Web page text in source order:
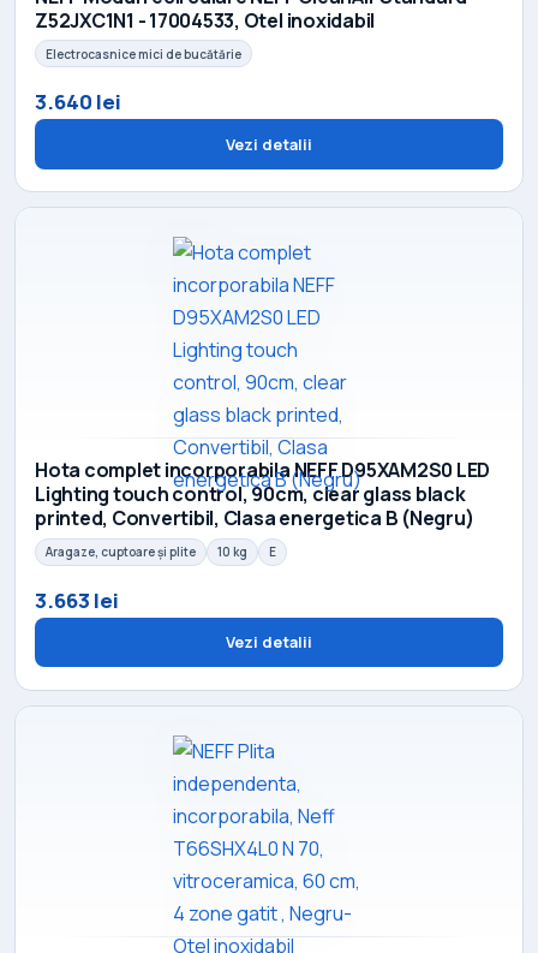
Z52JXC1N1 - 17004533, Otel inoxidabil
Electrocasnice mici de bucătărie
3.640 lei
Vezi detalii
Hota complet incorporabila NEFF D95XAM2S0 LED
Lighting touch control, 90cm, clear glass black
printed, Convertibil, Clasa energetica B (Negru)
Aragaze, cuptoare și plite 10 kg E
3.663 lei
Vezi detalii